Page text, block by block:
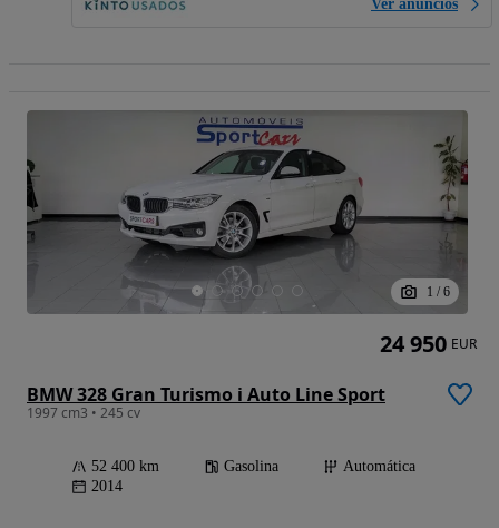
Ver anúncios
1 / 6
BMW 328 Gran Turismo i Auto Line Sport
1997 cm3 • 245 cv
52 400 km Gasolina
Automática
2014
24 950 EUR